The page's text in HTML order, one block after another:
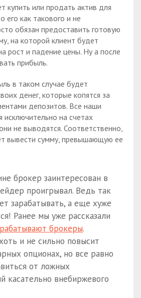
купить или продать актив для
его как такового и не
обязан предоставить готовую
на которой клиент будет
рост и падение цены. Ну а после
прибыль.
в таком случае будет
денег, которые копятся за
депозитов. Все наши
исключительно на счетах
не выводятся. Соответственно,
вывести сумму, превышающую ее
брокер заинтересован в
проигрывал. Ведь так
зарабатывать, а еще хуже
Ранее мы уже рассказали
брокеры.
и не сильно повысит
опционах, но все равно
от ложных
касательно внебиржевого